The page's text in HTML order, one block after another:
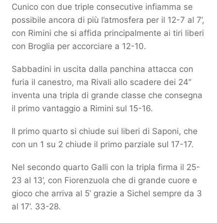
Cunico con due triple consecutive infiamma se
possibile ancora di più l’atmosfera per il 12-7 al 7’,
con Rimini che si affida principalmente ai tiri liberi
con Broglia per accorciare a 12-10.
Sabbadini in uscita dalla panchina attacca con
furia il canestro, ma Rivali allo scadere dei 24’’
inventa una tripla di grande classe che consegna
il primo vantaggio a Rimini sul 15-16.
Il primo quarto si chiude sui liberi di Saponi, che
con un 1 su 2 chiude il primo parziale sul 17-17.
Nel secondo quarto Galli con la tripla firma il 25-
23 al 13’, con Fiorenzuola che di grande cuore e
gioco che arriva al 5’ grazie a Sichel sempre da 3
al 17’. 33-28.